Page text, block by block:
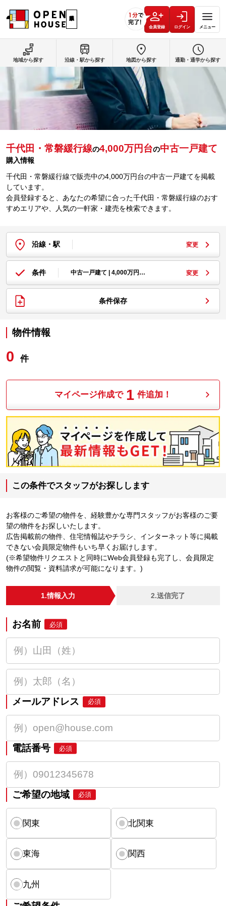
会員登録 ログイン メニュー
千代田・常磐緩行線の4,000万円台の中古一戸建て
購入情報
千代田・常磐緩行線で販売中の4,000万円台の中古一戸建てを掲載
しています。
会員登録すると、あなたの希望に合った千代田・常磐緩行線のおす
すめエリアや、人気の一軒家・建売を検索できます。
沿線・駅 変更
条件 中古一戸建て | 4,000万円… 変更
条件保存
物件情報
0 件
マイページ作成で 1 件追加！
この条件でスタッフがお探しします
お客様のご希望の物件を、経験豊かな専門スタッフがお客様のご要
望の物件をお探しいたします。
広告掲載前の物件、住宅情報誌やチラシ、インターネット等に掲載
できない会員限定物件もいち早くお届けします。
(※希望物件リクエストと同時にWeb会員登録も完了し、会員限定
物件の閲覧・資料請求が可能になります。)
1.情報入力 2.送信完了
お名前 必須
メールアドレス 必須
電話番号 必須
ご希望の地域 必須
関東 北関東
東海 関西
九州
地域から探す 沿線・駅から探す 地図から探す 通勤・通学から探す